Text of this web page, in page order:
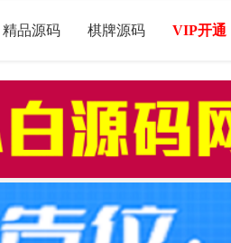
精品源码 棋牌源码 VIP开通